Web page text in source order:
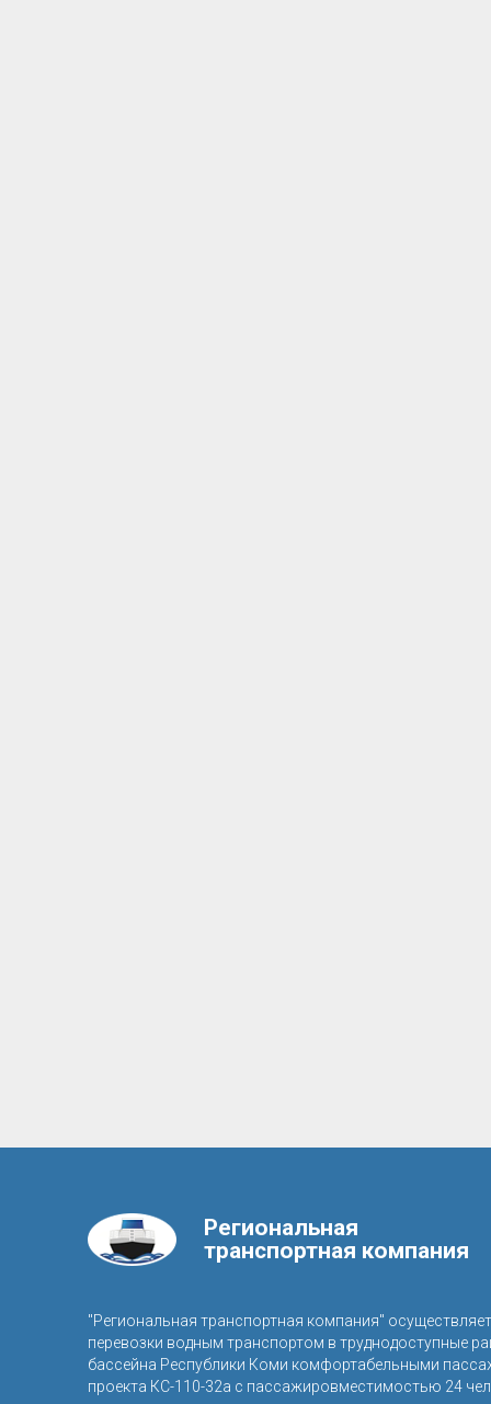
Региональная
транспортная компания
"Региональная транспортная компания"
перевозки водным транспортом в труднодоступные
бассейна Республики Коми комфортабельными
проекта КС-110-32а с пассажировместимостью 24